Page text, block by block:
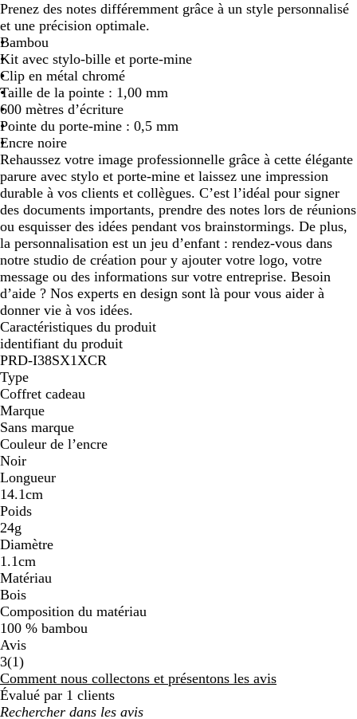
i
g
e
Prenez des notes différemment grâce à un style personnalisé
et une précision optimale.
Bambou
Kit avec stylo-bille et porte-mine
Clip en métal chromé
Taille de la pointe : 1,00 mm
600 mètres d’écriture
Pointe du porte-mine : 0,5 mm
Encre noire
Rehaussez votre image professionnelle grâce à cette élégante
parure avec stylo et porte-mine et laissez une impression
durable à vos clients et collègues. C’est l’idéal pour signer
des documents importants, prendre des notes lors de réunions
ou esquisser des idées pendant vos brainstormings. De plus,
la personnalisation est un jeu d’enfant : rendez-vous dans
notre studio de création pour y ajouter votre logo, votre
message ou des informations sur votre entreprise. Besoin
d’aide ? Nos experts en design sont là pour vous aider à
donner vie à vos idées.
Caractéristiques du produit
identifiant du produit
PRD-I38SX1XCR
Type
Coffret cadeau
Marque
Sans marque
Couleur de l’encre
Noir
Longueur
14.1cm
Poids
24g
Diamètre
1.1cm
Matériau
Bois
Composition du matériau
100 % bambou
Avis
3(11
avis
)
Comment nous collectons et présentons les avis
Évalué par 1 clients
Mes